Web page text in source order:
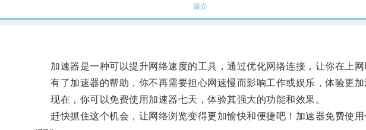
简介
加速器是一种可以提升网络速度的工具，通过优化网络连接，让你在上网
有了加速器的帮助，你不再需要担心网速慢而影响工作或娱乐，体验更加
现在，你可以免费使用加速器七天，体验其强大的功能和效果。
赶快抓住这个机会，让网络浏览变得更加愉快和便捷吧！加速器免费使用